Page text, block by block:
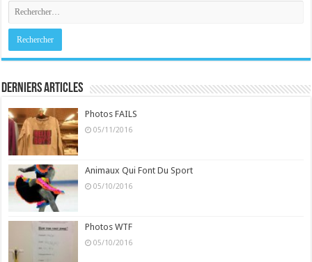
Derniers Articles
Photos FAILS
05/11/2016
Animaux Qui Font Du Sport
05/10/2016
Photos WTF
05/10/2016